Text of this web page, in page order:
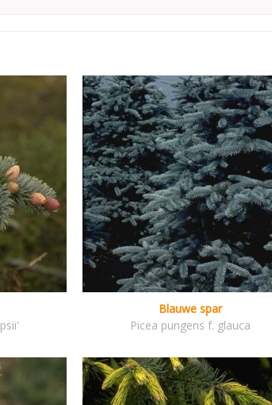
Blauwe spar
Picea pungens f. glauca